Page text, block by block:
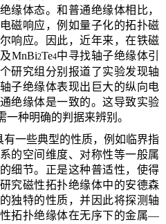
体态。和普通绝缘体相比，
磁响应，例如量子化的拓扑磁
响应。因此，近年来，在铁磁
MnBi2Te4中寻找轴子绝缘体引
研究组分别报道了实验发现轴
子绝缘体表现出巨大的纵向电
绝缘体是一致的。这导致实验
一种明确的判据来辨别。
一些典型的性质，例如临界指
的空间维度、对称性等一般属
细节。正是这种普适性，使得
究磁性拓扑绝缘体中的安德森
独特的性质，并因此将探测轴
拓扑绝缘体在无序下的金属—